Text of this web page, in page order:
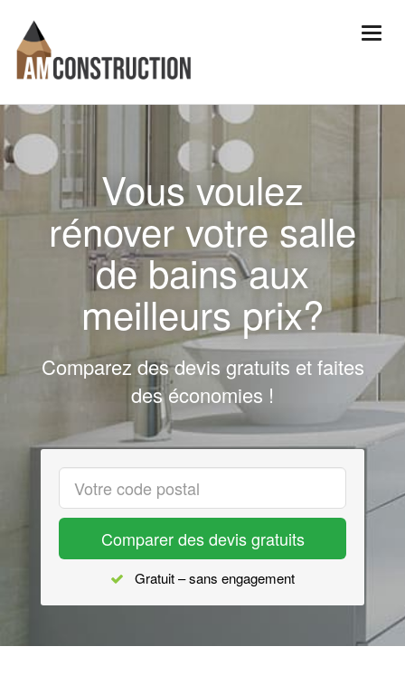
Vous voulez
rénover votre salle
de bains aux
meilleurs prix?
Comparez des devis gratuits et faites
des économies !
Comparer des devis gratuits
Gratuit – sans engagement